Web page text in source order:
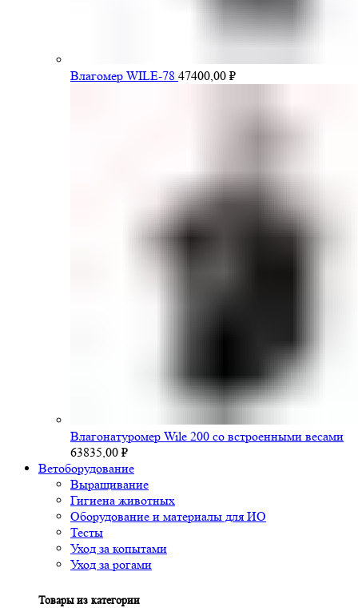
Влагомер WILE-78 47400,00 ₽
Влагонатуромер Wile 200 со встроенными весами
63835,00 ₽
Ветоборудование
Выращивание
Гигиена животных
Оборудование и материалы для ИО
Тесты
Уход за копытами
Уход за рогами
Товары из категории